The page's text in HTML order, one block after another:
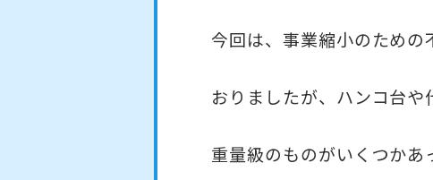
今回は、事業縮小のため
おりましたが、ハンコ台
重量級のものがいくつか